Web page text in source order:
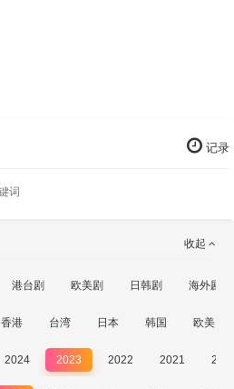
记录
收起
港台剧 欧美剧 日韩剧 海外剧
香港 台湾 日本 韩国 欧美
2024 2023 2022 2021